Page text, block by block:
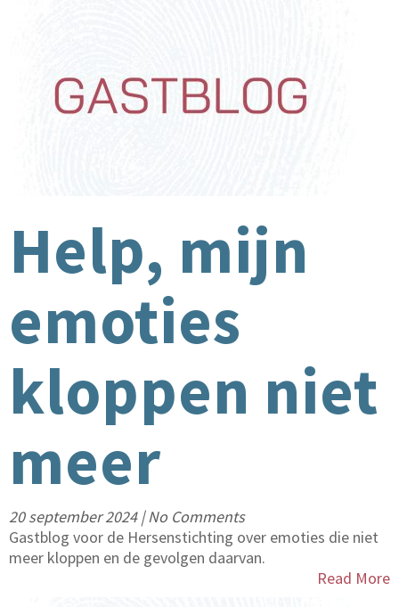
Help, mijn
emoties
kloppen niet
meer
20 september 2024 |No Comments
Gastblog voor de Hersenstichting over emoties die niet
meer kloppen en de gevolgen daarvan.
Read More